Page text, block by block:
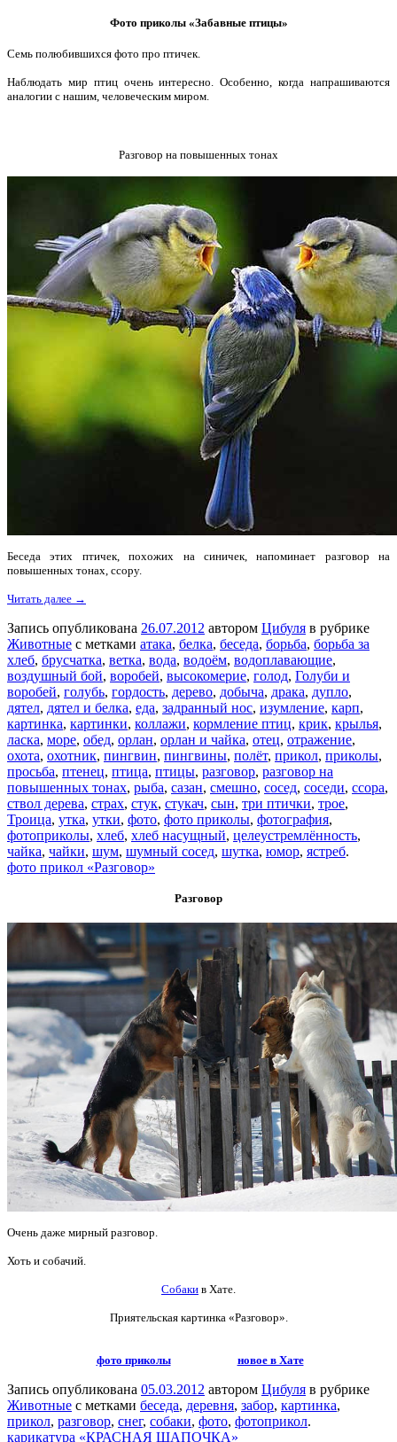
Фото приколы «Забавные птицы»
Семь полюбившихся фото про птичек.
Наблюдать мир птиц очень интересно. Особенно, когда напрашиваются
аналогии с нашим, человеческим миром.
Разговор на повышенных тонах
Беседа этих птичек, похожих на синичек, напоминает разговор на
повышенных тонах, ссору.
Читать далее →
Запись опубликована 26.07.2012 автором Цибуля в рубрике
Животные с метками атака, белка, беседа, борьба, борьба за
хлеб, брусчатка, ветка, вода, водоём, водоплавающие,
воздушный бой, воробей, высокомерие, голод, Голуби и
воробей, голубь, гордость, дерево, добыча, драка, дупло,
дятел, дятел и белка, еда, задранный нос, изумление, карп,
картинка, картинки, коллажи, кормление птиц, крик, крылья,
ласка, море, обед, орлан, орлан и чайка, отец, отражение,
охота, охотник, пингвин, пингвины, полёт, прикол, приколы,
просьба, птенец, птица, птицы, разговор, разговор на
повышенных тонах, рыба, сазан, смешно, сосед, соседи, ссора,
ствол дерева, страх, стук, стукач, сын, три птички, трое,
Троица, утка, утки, фото, фото приколы, фотография,
фотоприколы, хлеб, хлеб насущный, целеустремлённость,
чайка, чайки, шум, шумный сосед, шутка, юмор, ястреб.
фото прикол «Разговор»
Разговор
Очень даже мирный разговор.
Хоть и собачий.
Собаки в Хате.
Приятельская картинка «Разговор».
фото приколы новое в Хате
Запись опубликована 05.03.2012 автором Цибуля в рубрике
Животные с метками беседа, деревня, забор, картинка,
прикол, разговор, снег, собаки, фото, фотоприкол.
карикатура «КРАСНАЯ ШАПОЧКА»